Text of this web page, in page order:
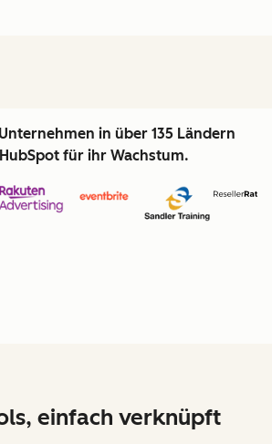
in über 135 Ländern
für ihr Wachstum.
einfach verknüpft